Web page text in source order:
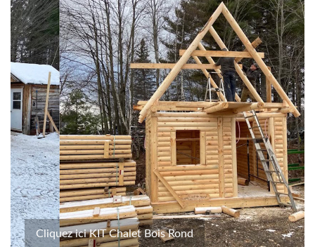
Cliquez ici KIT Chalet Bois Rond